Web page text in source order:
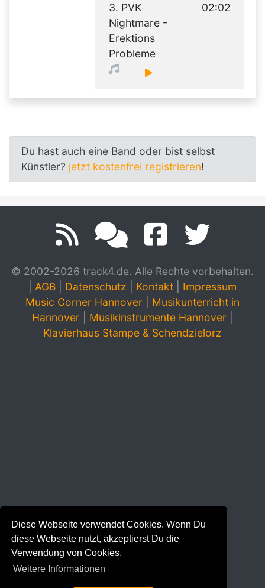
Diese Webseite verwendet Cookies. Wenn Du
diese Webseite nutzt, akzeptierst Du die
Verwendung von Cookies.
Weitere Informationen
3. PVK
Nightmare -
Erektions
Probleme
02:02
Du hast auch eine Band oder bist selbst
Künstler? jetzt kostenfrei registrieren!
© 2002-2026 track4.de. Alle Rechte vorbehalten.
AGB Datenschutz Kontakt
Impressum
Music Corner Hannover
Musikunterricht in
Hannover
Musikinstrumente Hannover
Klavierhaus Stampe & Schendzielorz